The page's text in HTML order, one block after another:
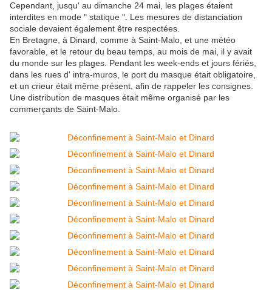
Cependant, jusqu' au dimanche 24 mai, les plages étaient
interdites en mode " statique ". Les mesures de distanciation
sociale devaient également être respectées.
En Bretagne, à Dinard, comme à Saint-Malo, et une météo
favorable, et le retour du beau temps, au mois de mai, il y avait
du monde sur les plages. Pendant les week-ends et jours fériés,
dans les rues d' intra-muros, le port du masque était obligatoire,
et un crieur était même présent, afin de rappeler les consignes.
Une distribution de masques était même organisé par les
commerçants de Saint-Malo.